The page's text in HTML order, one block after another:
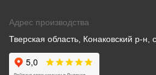
Адрес производства
Тверская область, Конаковский р-